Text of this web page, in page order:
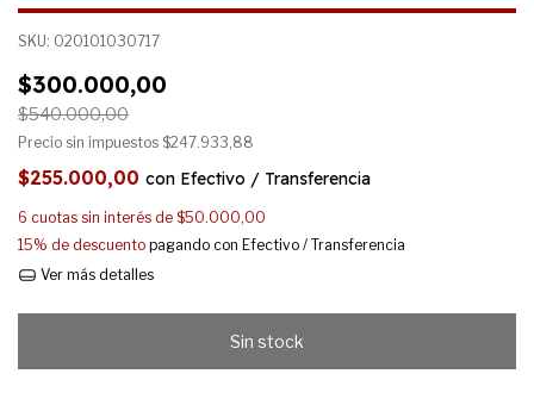
SKU: 020101030717
$300.000,00
$540.000,00
Precio sin impuestos $247.933,88
$255.000,00 con Efectivo / Transferencia
6 cuotas sin interés de $50.000,00
15% de descuento pagando con Efectivo / Transferencia
Ver más detalles